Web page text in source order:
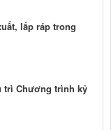
lắp ráp trong
trì Chương trình kỷ